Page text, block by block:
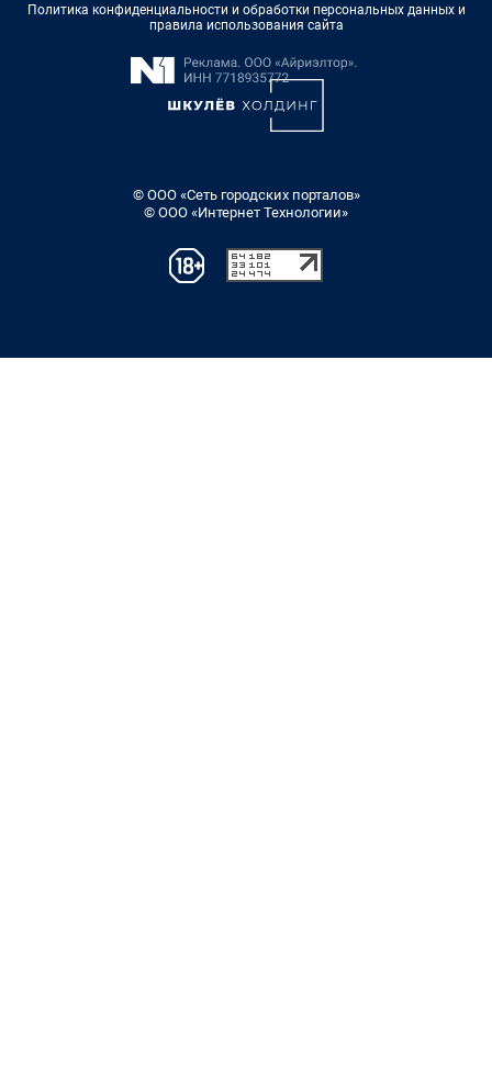
Политика конфиденциальности и обработки персональных данных и
правила использования сайта
© ООО «Сеть городских порталов»
© ООО «Интернет Технологии»